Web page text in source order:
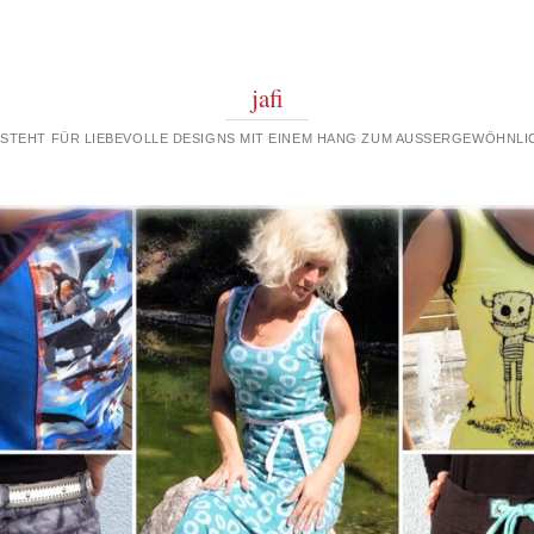
jafi
FÜR LIEBEVOLLE DESIGNS MIT EINEM HANG ZUM